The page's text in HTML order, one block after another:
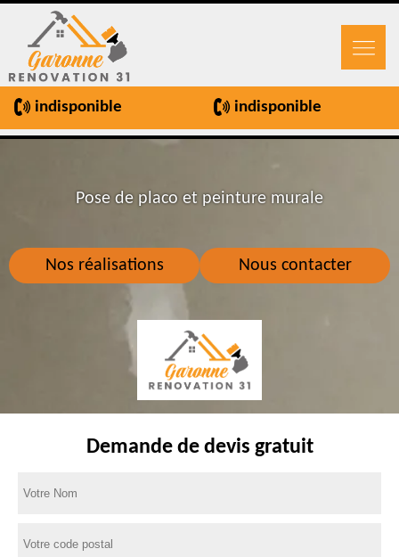
indisponible indisponible
Nos réalisations Nous contacter
Pose de placo et peinture murale
Demande de devis gratuit